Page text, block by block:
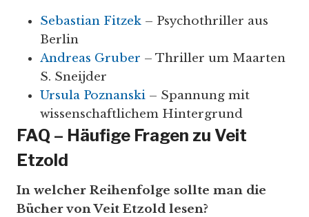
Sebastian Fitzek – Psychothriller aus
Berlin
Andreas Gruber – Thriller um Maarten
S. Sneijder
Ursula Poznanski – Spannung mit
wissenschaftlichem Hintergrund
FAQ – Häufige Fragen zu Veit
Etzold
In welcher Reihenfolge sollte man die
Bücher von Veit Etzold lesen?